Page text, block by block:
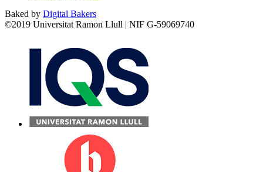
Baked by Digital Bakers
©2019 Universitat Ramon Llull | NIF G-59069740